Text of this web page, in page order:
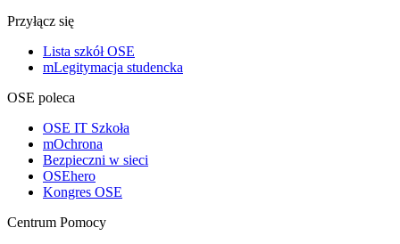
Przyłącz się
Lista szkół OSE
mLegitymacja studencka
OSE poleca
OSE IT Szkoła
mOchrona
Bezpieczni w sieci
OSEhero
Kongres OSE
Centrum Pomocy